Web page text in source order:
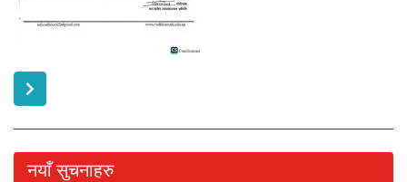
नयाँ सुचनाहरु